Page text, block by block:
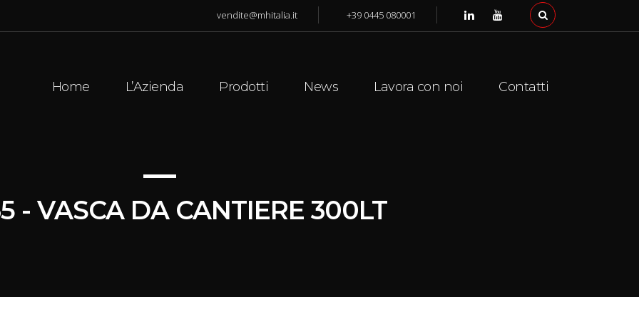
vendite@mhitalia.it +39 0445 080001
Home L’Azienda Prodotti News Lavora con noi Contatti
- VASCA DA CANTIERE 300LT